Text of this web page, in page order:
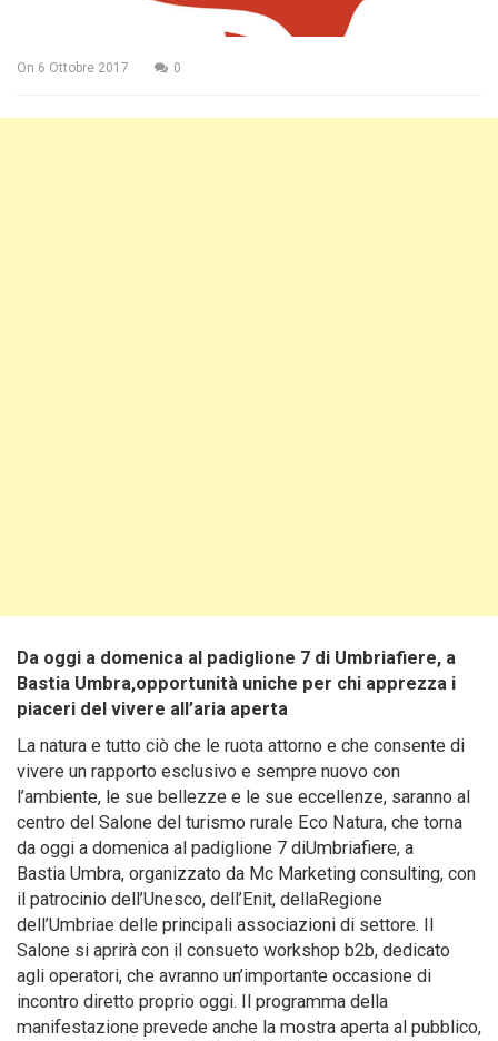
On 6 Ottobre 2017 0
Da oggi a domenica al padiglione 7 di Umbriafiere, a
Bastia Umbra,opportunità uniche per chi apprezza i
piaceri del vivere all’aria aperta
La natura e tutto ciò che le ruota attorno e che consente di
vivere un rapporto esclusivo e sempre nuovo con
l’ambiente, le sue bellezze e le sue eccellenze, saranno al
centro del Salone del turismo rurale Eco Natura, che torna
da oggi a domenica al padiglione 7 diUmbriafiere, a
Bastia Umbra, organizzato da Mc Marketing consulting, con
il patrocinio dell’Unesco, dell’Enit, dellaRegione
dell’Umbriae delle principali associazioni di settore. Il
Salone si aprirà con il consueto workshop b2b, dedicato
agli operatori, che avranno un’importante occasione di
incontro diretto proprio oggi. Il programma della
manifestazione prevede anche la mostra aperta al pubblico,